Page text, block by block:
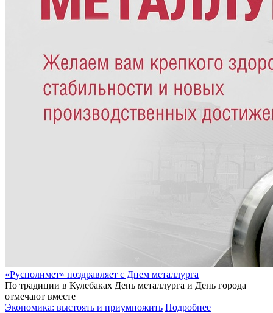
«Русполимет» поздравляет с Днем металлурга
По традиции в Кулебаках День металлурга и День города
отмечают вместе
Экономика: выстоять и приумножить Подробнее